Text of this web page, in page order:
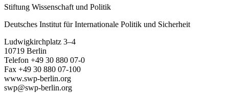
Stiftung Wissenschaft und Politik
Deutsches Institut für Internationale Politik und Sicherheit
Ludwigkirchplatz 3–4
10719 Berlin
Telefon +49 30 880 07-0
Fax +49 30 880 07-100
www.swp-berlin.org
swp@swp-berlin.org